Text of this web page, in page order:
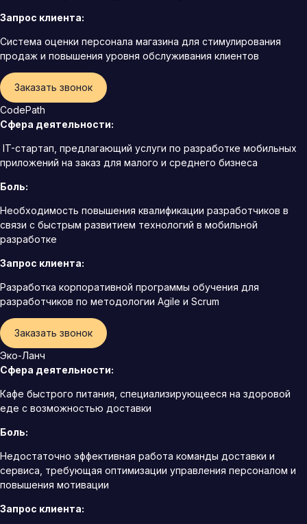
Запрос клиента:
Система оценки персонала магазина для стимулирования
продаж и повышения уровня обслуживания клиентов
Заказать звонок
CodePath
Сфера деятельности:
IT-стартап, предлагающий услуги по разработке мобильных
приложений на заказ для малого и среднего бизнеса
Боль:
Необходимость повышения квалификации разработчиков в
связи с быстрым развитием технологий в мобильной
разработке
Запрос клиента:
Разработка корпоративной программы обучения для
разработчиков по методологии Agile и Scrum
Заказать звонок
Эко-Ланч
Сфера деятельности:
Кафе быстрого питания, специализирующееся на здоровой
еде с возможностью доставки
Боль:
Недостаточно эффективная работа команды доставки и
сервиса, требующая оптимизации управления персоналом и
повышения мотивации
Запрос клиента: